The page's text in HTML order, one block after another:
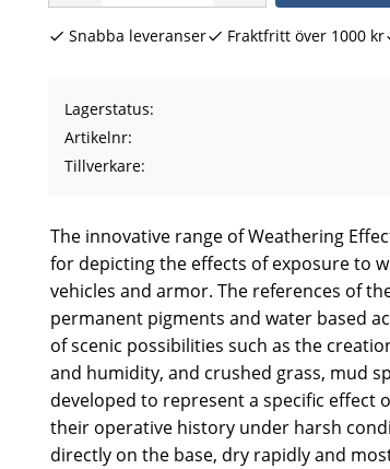
Snabba leveranser Fraktfritt över 1000 kr
Lagerstatus
Artikelnr
Tillverkare
The innovative range of Weathering
for depicting the effects of exposure to
vehicles and armor. The references of
permanent pigments and water based
of scenic possibilities such as the
and humidity, and crushed grass, mud
developed to represent a specific effect
their operative history under harsh
directly on the base, dry rapidly and